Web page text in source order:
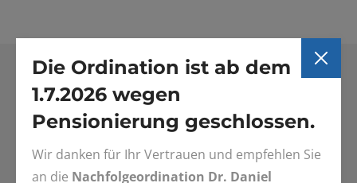
Die Ordination ist ab dem
1.7.2026 wegen
Pensionierung geschlossen.
Wir danken für Ihr Vertrauen und empfehlen Sie
an die Nachfolgeordination Dr. Daniel